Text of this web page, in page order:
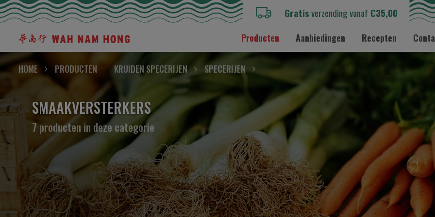
Gratisverzending vanaf €35,00
Producten Aanbiedingen Recepten
HOME PRODUCTEN KRUIDEN SPECERIJEN SPECERIJEN
SMAAKVERSTERKERS
7 producten in deze categorie